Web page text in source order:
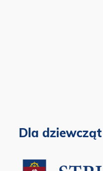
Dla